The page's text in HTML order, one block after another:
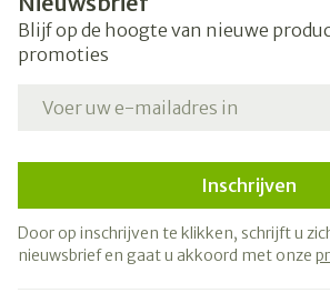
Blijf op de hoogte van nieuwe
promoties
Inschrijven
Door op inschrijven te klikken, schrijft u
nieuwsbrief en gaat u akkoord met onze